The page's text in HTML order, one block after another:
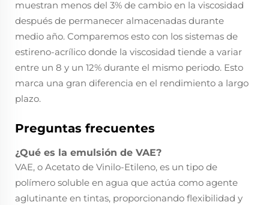
muestran menos del 3% de cambio en la viscosidad
después de permanecer almacenadas durante
medio año. Comparemos esto con los sistemas de
estireno-acrílico donde la viscosidad tiende a variar
entre un 8 y un 12% durante el mismo periodo. Esto
marca una gran diferencia en el rendimiento a largo
plazo.
Preguntas frecuentes
¿Qué es la emulsión de VAE?
VAE, o Acetato de Vinilo-Etileno, es un tipo de
polímero soluble en agua que actúa como agente
aglutinante en tintas, proporcionando flexibilidad y